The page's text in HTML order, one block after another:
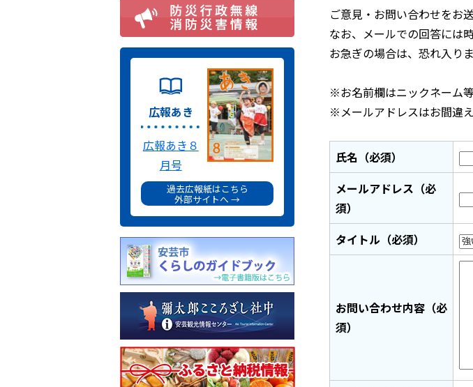
ご意見・お問い合わせをお
なお、メールでの回答には
お急ぎの場合は、恐れ入り
※お名前欄はニックネーム等
※メールアドレスはお間違
氏名（必須）
メールアドレス（必
須）
タイトル（必須）
お問い合わせ内容（必
須）
広報あき
広報あき８
月号
過去広報紙はこちら
外部サイトへ →